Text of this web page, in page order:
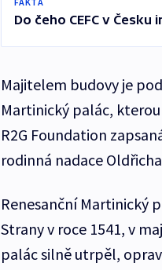
Do čeho CEFC v Česku
Majitelem budovy je
Martinický palác,
R2G Foundation
rodinná nadace
Renesanční Martinický
Strany v roce 1541, v
palác silně utrpěl,